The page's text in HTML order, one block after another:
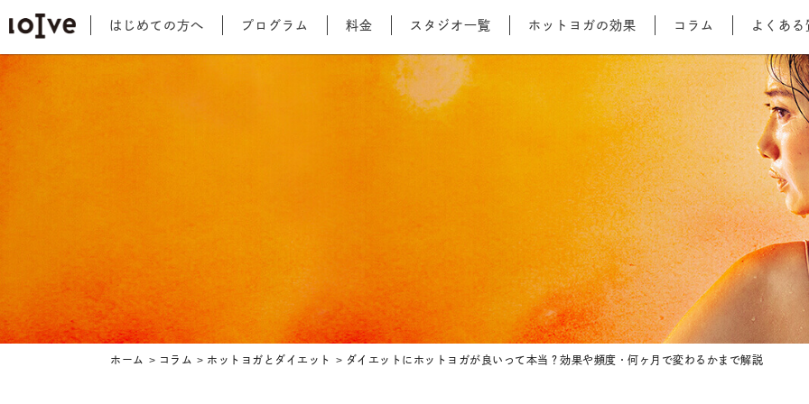
はじめての方へ プログラム 料金 スタジオ一覧 ホットヨガの効果 コラム よくある
ホーム コラム ホットヨガとダイエット ダイエットにホットヨガが良いって本当？効果や頻度・何ヶ月で変わるかまで解説